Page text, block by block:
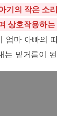
기의 작은 소
상호작용하
엄마 아빠의
는 밑거름이